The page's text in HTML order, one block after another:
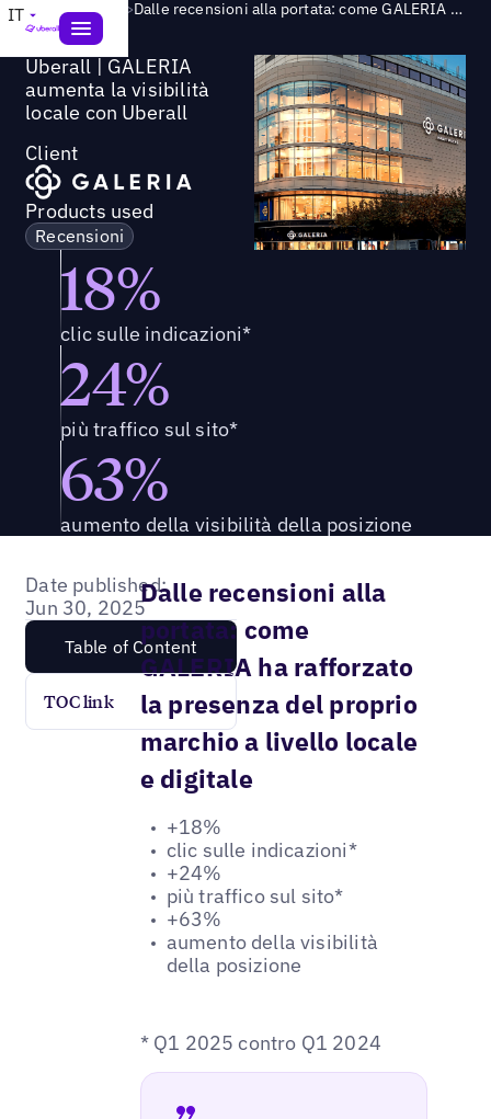
IT Success Story > Dalle recensioni alla portata: come GALERIA ha rafforzato la presenza del proprio marchio a livello locale e digitale
Uberall | GALERIA
aumenta la visibilità
locale con Uberall
Client
Products used
Recensioni
18%
clic sulle indicazioni*
24%
più traffico sul sito*
63%
aumento della visibilità della posizione
Date published:
Jun 30, 2025
Table of Content
TOC link
Dalle recensioni alla
portata: come
GALERIA ha rafforzato
la presenza del proprio
marchio a livello locale
e digitale
+18%
clic sulle indicazioni*
+24%
più traffico sul sito*
+63%
aumento della visibilità
della posizione
* Q1 2025 contro Q1 2024